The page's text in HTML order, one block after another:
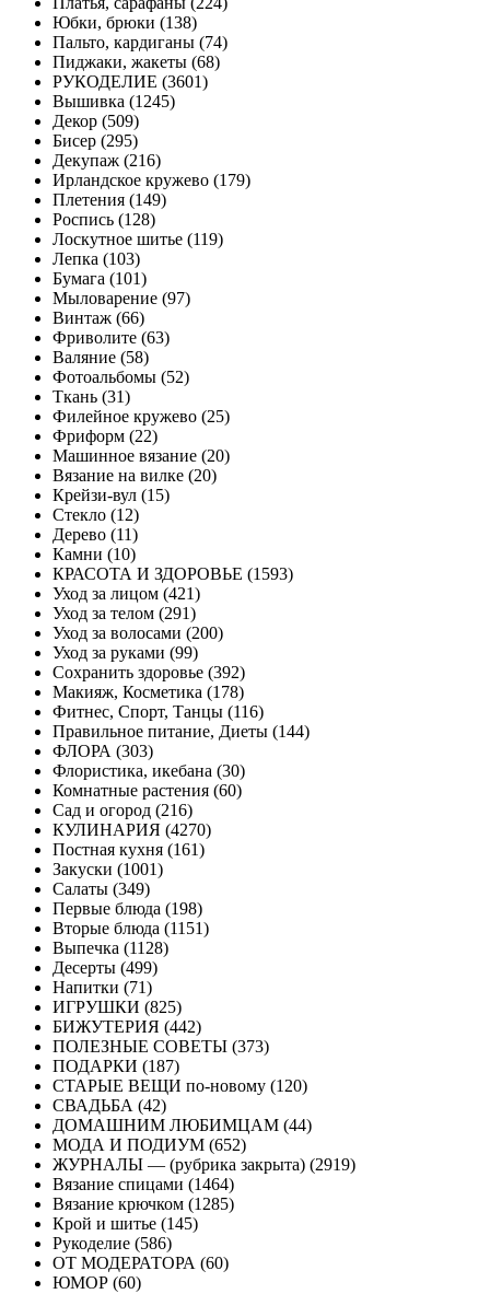
Юбки, брюки (138)
Пальто, кардиганы (74)
Пиджаки, жакеты (68)
РУКОДЕЛИЕ (3601)
Вышивка (1245)
Декор (509)
Бисер (295)
Декупаж (216)
Ирландское кружево (179)
Плетения (149)
Роспись (128)
Лоскутное шитье (119)
Лепка (103)
Бумага (101)
Мыловарение (97)
Винтаж (66)
Фриволите (63)
Валяние (58)
Фотоальбомы (52)
Ткань (31)
Филейное кружево (25)
Фриформ (22)
Машинное вязание (20)
Вязание на вилке (20)
Крейзи-вул (15)
Стекло (12)
Дерево (11)
Камни (10)
КРАСОТА И ЗДОРОВЬЕ (1593)
Уход за лицом (421)
Уход за телом (291)
Уход за волосами (200)
Уход за руками (99)
Сохранить здоровье (392)
Макияж, Косметика (178)
Фитнес, Спорт, Танцы (116)
Правильное питание, Диеты (144)
ФЛОРА (303)
Флористика, икебана (30)
Комнатные растения (60)
Сад и огород (216)
КУЛИНАРИЯ (4270)
Постная кухня (161)
Закуски (1001)
Салаты (349)
Первые блюда (198)
Вторые блюда (1151)
Выпечка (1128)
Десерты (499)
Напитки (71)
ИГРУШКИ (825)
БИЖУТЕРИЯ (442)
ПОЛЕЗНЫЕ СОВЕТЫ (373)
ПОДАРКИ (187)
СТАРЫЕ ВЕЩИ по-новому (120)
СВАДЬБА (42)
ДОМАШНИМ ЛЮБИМЦАМ (44)
МОДА И ПОДИУМ (652)
ЖУРНАЛЫ — (рубрика закрыта) (2919)
Вязание спицами (1464)
Вязание крючком (1285)
Крой и шитье (145)
Рукоделие (586)
ОТ МОДЕРАТОРА (60)
ЮМОР (60)